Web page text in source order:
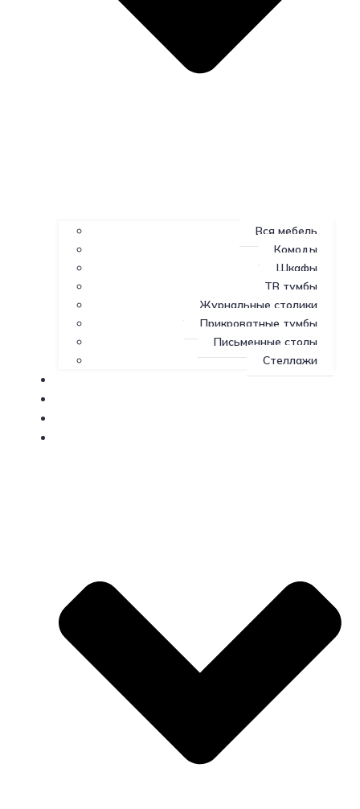
Вся мебель
Комоды
Шкафы
ТВ тумбы
Журнальные столики
Прикроватные тумбы
Письменные столы
Стеллажи
О производстве